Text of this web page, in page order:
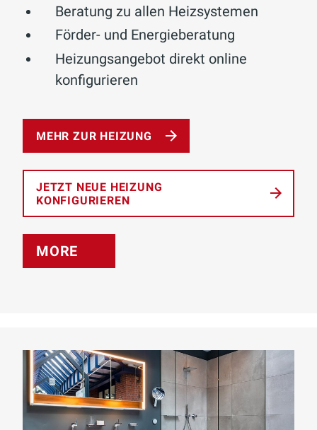
Beratung zu allen Heizsystemen
Förder- und Energieberatung
Heizungsangebot direkt online
konfigurieren
MEHR ZUR HEIZUNG
JETZT NEUE HEIZUNG
KONFIGURIEREN
MORE